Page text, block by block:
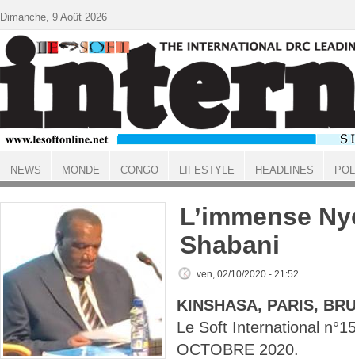
ACCUEIL
L’immense
Shabani
ven, 02/10/2020 - 21:52
KINSHASA, PARIS,
Le Soft International
OCTOBRE 2020.
Dimanche, 9 Août 2026
NEWS MONDE CONGO LIFESTYLE HEADLINES